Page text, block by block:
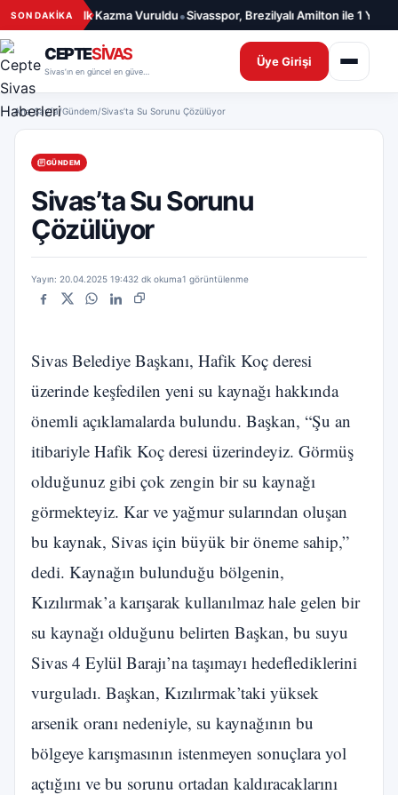
İçeriğe geç
SON DAKİKA
Merkezi İçin İlk Kazma Vuruldu•Sivasspor, Brezilyalı Amilton ile 1 Yıllık
CEPTESİVAS Üye Girişi
Ana Sayfa/Gündem/Sivas’ta Su Sorunu Çözülüyor
GÜNDEM
Sivas’ta Su Sorunu
Çözülüyor
Yayın: 20.04.2025 19:432 dk okuma1 görüntülenme
Facebook
X WhatsApp
LinkedInBağlantıyı kopyala
Sivas Belediye Başkanı, Hafik Koç deresi
üzerinde keşfedilen yeni su kaynağı hakkında
önemli açıklamalarda bulundu. Başkan, “Şu an
itibariyle Hafik Koç deresi üzerindeyiz. Görmüş
olduğunuz gibi çok zengin bir su kaynağı
görmekteyiz. Kar ve yağmur sularından oluşan
bu kaynak, Sivas için büyük bir öneme sahip,”
dedi. Kaynağın bulunduğu bölgenin,
Kızılırmak’a karışarak kullanılmaz hale gelen bir
su kaynağı olduğunu belirten Başkan, bu suyu
Sivas 4 Eylül Barajı’na taşımayı hedeflediklerini
vurguladı. Başkan, Kızılırmak’taki yüksek
arsenik oranı nedeniyle, su kaynağının bu
bölgeye karışmasının istenmeyen sonuçlara yol
açtığını ve bu sorunu ortadan kaldıracaklarını